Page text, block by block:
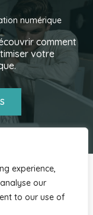
experience,
our
to our use of
numérique
comment
votre